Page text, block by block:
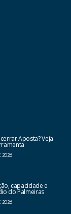
Aposta? Veja
2026
capacidade e
do Palmeiras
2026